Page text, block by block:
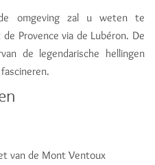
omgeving zal u weten te
Provence via de Lubéron. De
de legendarische hellingen
van de Mont Ventoux